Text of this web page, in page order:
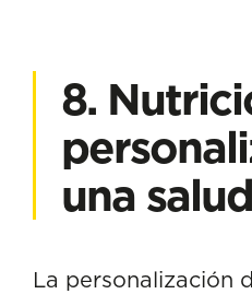
8.
una
La personalización